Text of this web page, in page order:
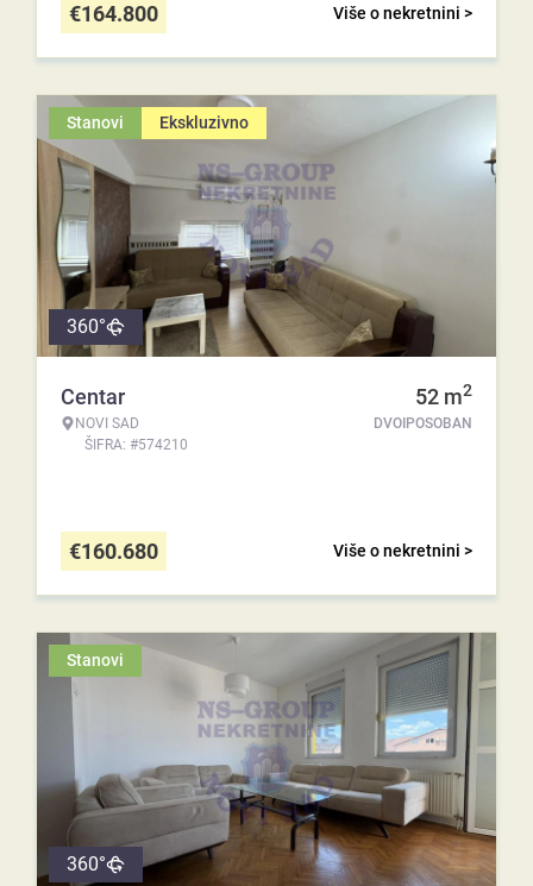
Više o nekretnini >
€164.800
Stanovi Ekskluzivno
360°
Centar
NOVI SAD
ŠIFRA: #574210
52 m2
DVOIPOSOBAN
Više o nekretnini >
€160.680
Stanovi
360°